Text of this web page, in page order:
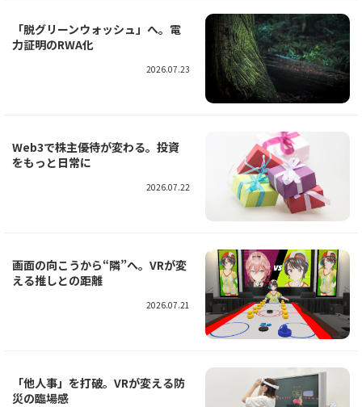
「脱グリーンウォッシュ」へ。電
力証明のRWA化
2026.07.23
Web3で株主優待が変わる。投資
をもっと日常に
2026.07.22
画面の向こうから“隣”へ。VRが変
える推しとの距離
2026.07.21
「他人事」を打破。VRが変える防
災の臨場感